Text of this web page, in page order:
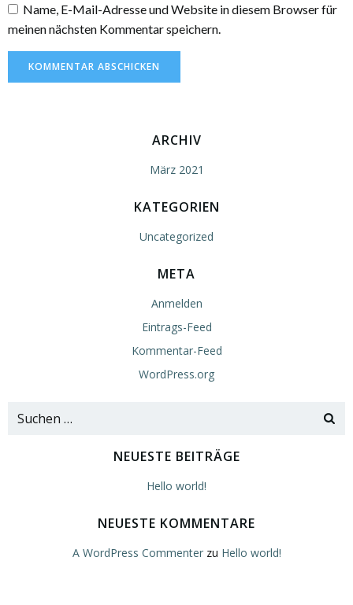
Name, E-Mail-Adresse und Website in diesem Browser für
meinen nächsten Kommentar speichern.
ARCHIV
März 2021
KATEGORIEN
Uncategorized
META
Anmelden
Eintrags-Feed
Kommentar-Feed
WordPress.org
NEUESTE BEITRÄGE
Hello world!
NEUESTE KOMMENTARE
A WordPress Commenterzu Hello world!